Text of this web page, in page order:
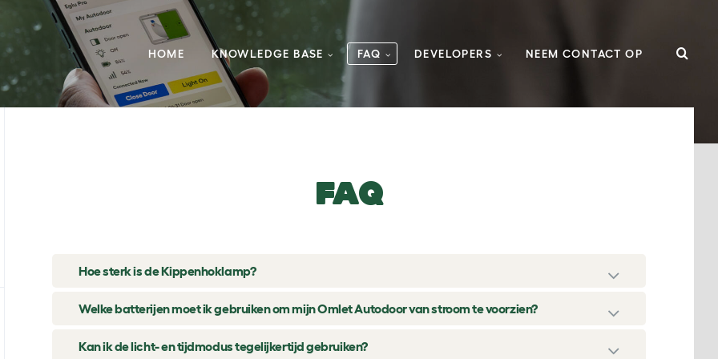
HOME KNOWLEDGE BASE FAQ DEVELOPERS NEEM CONTACT OP
FAQ
Hoe sterk is de Kippenhoklamp?
Welke batterijen moet ik gebruiken om mijn Omlet Autodoor van stroom te voorzien?
Kan ik de licht- en tijdmodus tegelijkertijd gebruiken?